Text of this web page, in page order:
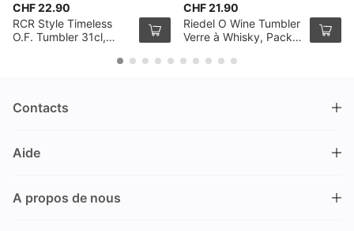
CHF 22.90
RCR Style Timeless
O.F. Tumbler 31cl,
CHF 21.90
Riedel O Wine Tumbler
Verre à Whisky, Pack
Contacts
Nüschelerstrasse 35
Suisse
Aide
Processus de commande
A propos de nous